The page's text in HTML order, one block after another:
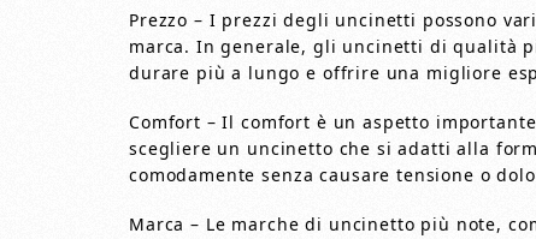
Prezzo – I prezzi degli uncinetti possono
marca. In generale, gli uncinetti di qualità
durare più a lungo e offrire una migliore
Comfort – Il comfort è un aspetto
scegliere un uncinetto che si adatti alla
comodamente senza causare tensione o
Marca – Le marche di uncinetto più note,